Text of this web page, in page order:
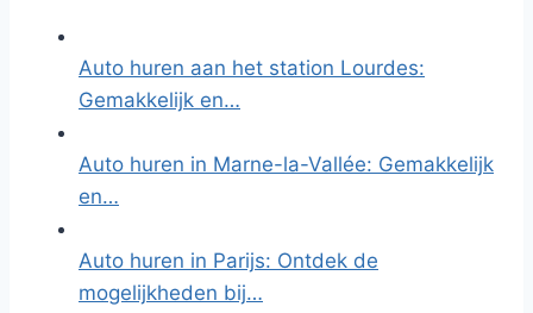
Auto huren aan het station Lourdes:
Gemakkelijk en…
Auto huren in Marne-la-Vallée: Gemakkelijk
en…
Auto huren in Parijs: Ontdek de
mogelijkheden bij…